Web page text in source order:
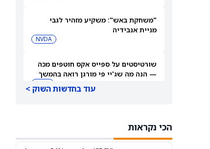
"משחקת באש": משקיע מזהיר לגבי
מניית אנבידיה
NVDA
שורטיסטים על ספייס אקס חוטפים מכה
— הנה מה שג'יי פי מורגן רואה בהמשך
הבא… אבל המותג Cursor עלול להיעלם
עוד בחדשות השוק >
הכי נקראות